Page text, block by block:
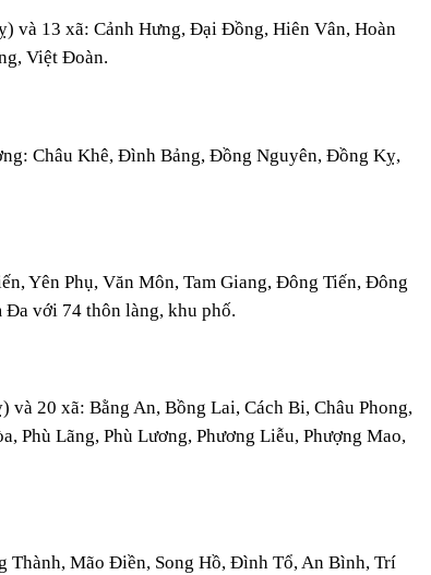
và 13 xã: Cảnh Hưng, Đại Đồng, Hiên Vân, Hoàn
Việt Đoàn.
Châu Khê, Đình Bảng, Đồng Nguyên, Đồng Kỵ,
Yên Phụ, Văn Môn, Tam Giang, Đông Tiến, Đông
Đa với 74 thôn làng, khu phố.
20 xã: Bằng An, Bồng Lai, Cách Bi, Châu Phong,
Phù Lãng, Phù Lương, Phương Liễu, Phượng Mao,
Thành, Mão Điền, Song Hồ, Đình Tổ, An Bình, Trí